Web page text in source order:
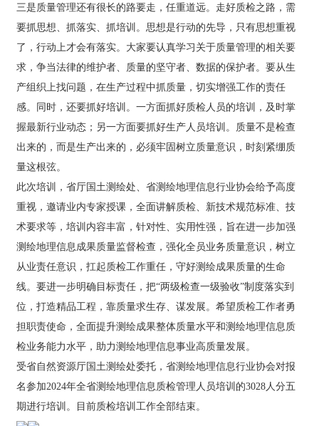
鱼
官
方
面
登
录
乐
鱼
(中
解质检、新技术规范标准、技术要求等，培训内容丰富，
针对性、实用性强，旨在进一步加强测绘地理信息成果质
量监督检查，强化全员业务质量意识，树立从业责任意
进一步明确目标责任，把“两级检查一级验收”制度落实到
位，打造精品工程，靠质量求生存、谋发展。希望质检工
作者勇担职责使命，全面提升测绘成果整体质量水平和测
质量发展。 受省自然资源厅国土测绘处委托，省测绘地理
信息行业协会对报名参加2024年全省测绘地理信息质检管
理人员培训的3028人分五期进行培训。目前质检培训工作
三是质量管理还有很长的路要走，任重道远。走好质检之路，需
要抓思想、抓落实、抓培训。思想是行动的先导，只有思想重视
了，行动上才会有落实。大家要认真学习关于质量管理的相关要
求，争当法律的维护者、质量的坚守者、数据的保护者。要从生
产组织上找问题，在生产过程中抓质量，切实增强工作的责任
感。同时，还要抓好培训。一方面抓好质检人员的培训，及时掌
握最新行业动态；另一方面要抓好生产人员培训。质量不是检查
出来的，而是生产出来的，必须牢固树立质量意识，时刻紧绷质
量这根弦。
此次培训，省厅国土测绘处、省测绘地理信息行业协会给予高度
重视，邀请业内专家授课，全面讲解质检、新技术规范标准、技
术要求等，培训内容丰富，针对性、实用性强，旨在进一步加强
测绘地理信息成果质量监督检查，强化全员业务质量意识，树立
从业责任意识，扛起质检工作重任，守好测绘成果质量的生命
线。要进一步明确目标责任，把“两级检查一级验收”制度落实到
位，打造精品工程，靠质量求生存、谋发展。希望质检工作者勇
担职责使命，全面提升测绘成果整体质量水平和测绘地理信息质
检业务能力水平，助力测绘地理信息事业高质量发展。
受省自然资源厅国土测绘处委托，省测绘地理信息行业协会对报
名参加2024年全省测绘地理信息质检管理人员培训的3028人分五
期进行培训。目前质检培训工作全部结束。